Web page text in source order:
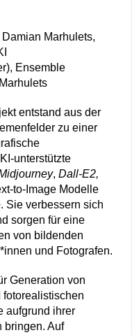
Marhulets,
Ensemble
entstand aus der
zu einer
unterstützte
, Dall-E2,
to-Image Modelle
Sie verbessern sich
sorgen für eine
von bildenden
und Fotografen.
Generation von
aufgrund ihrer
bringen. Auf